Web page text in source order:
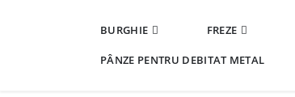
BURGHIE FREZE
PÂNZE PENTRU DEBITAT METAL